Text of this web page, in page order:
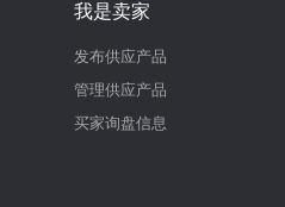
我是卖家
发布供应产品
管理供应产品
买家询盘信息